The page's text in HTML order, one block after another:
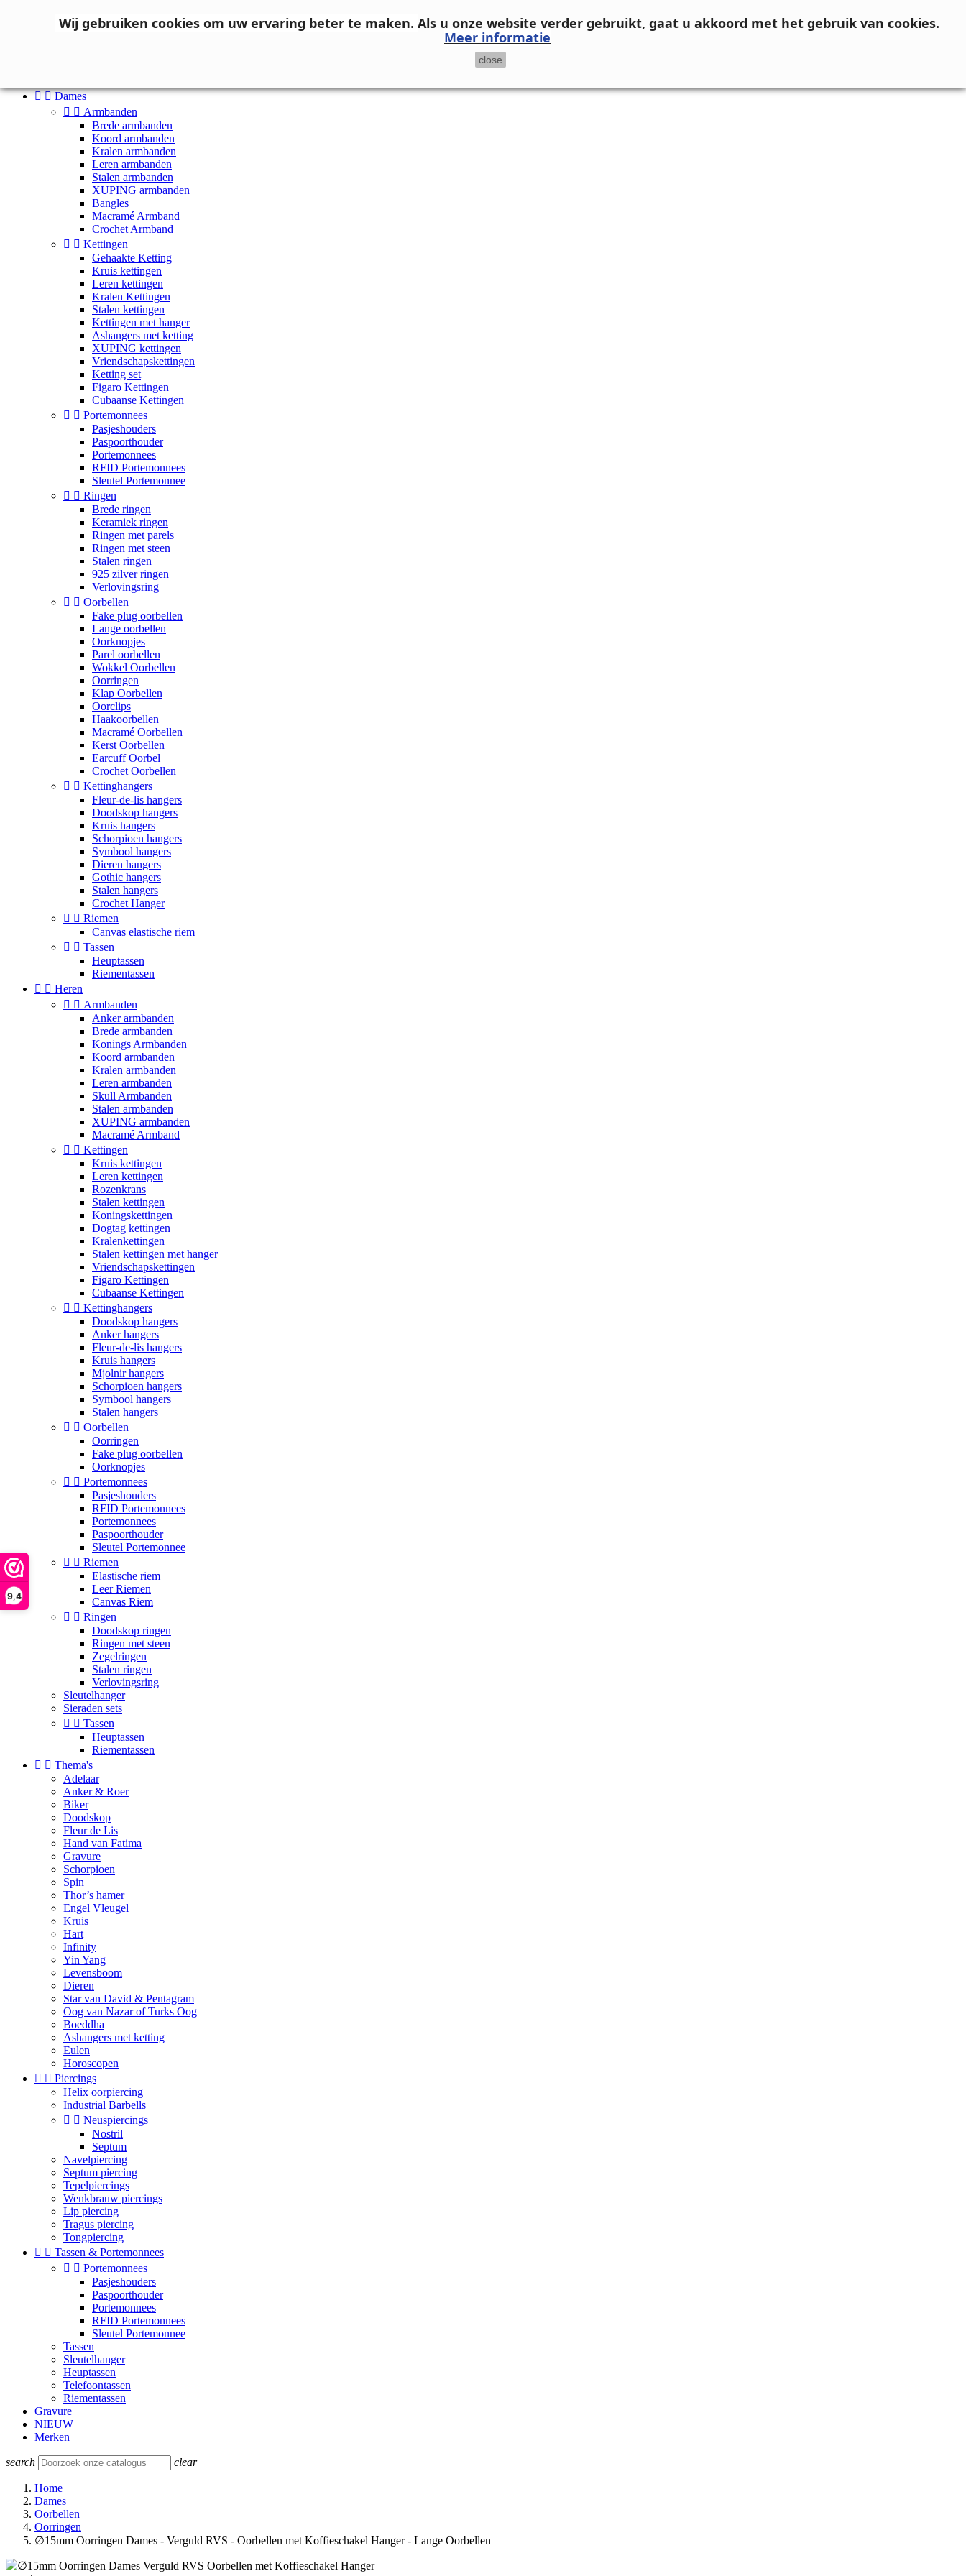
9,4
  Dames
  Armbanden
Brede armbanden
Koord armbanden
Kralen armbanden
Leren armbanden
Stalen armbanden
XUPING armbanden
Bangles
Macramé Armband
Crochet Armband
  Kettingen
Gehaakte Ketting
Kruis kettingen
Leren kettingen
Kralen Kettingen
Stalen kettingen
Kettingen met hanger
Ashangers met ketting
XUPING kettingen
Vriendschapskettingen
Ketting set
Figaro Kettingen
Cubaanse Kettingen
  Portemonnees
Pasjeshouders
Paspoorthouder
Portemonnees
RFID Portemonnees
Sleutel Portemonnee
  Ringen
Brede ringen
Keramiek ringen
Ringen met parels
Ringen met steen
Stalen ringen
925 zilver ringen
Verlovingsring
  Oorbellen
Fake plug oorbellen
Lange oorbellen
Oorknopjes
Parel oorbellen
Wokkel Oorbellen
Oorringen
Klap Oorbellen
Oorclips
Haakoorbellen
Macramé Oorbellen
Kerst Oorbellen
Earcuff Oorbel
Crochet Oorbellen
  Kettinghangers
Fleur-de-lis hangers
Doodskop hangers
Kruis hangers
Schorpioen hangers
Symbool hangers
Dieren hangers
Gothic hangers
Stalen hangers
Crochet Hanger
  Riemen
Canvas elastische riem
  Tassen
Heuptassen
Riementassen
  Heren
  Armbanden
Anker armbanden
Brede armbanden
Konings Armbanden
Koord armbanden
Kralen armbanden
Leren armbanden
Skull Armbanden
Stalen armbanden
XUPING armbanden
Macramé Armband
  Kettingen
Kruis kettingen
Leren kettingen
Rozenkrans
Stalen kettingen
Koningskettingen
Dogtag kettingen
Kralenkettingen
Stalen kettingen met hanger
Vriendschapskettingen
Figaro Kettingen
Cubaanse Kettingen
  Kettinghangers
Doodskop hangers
Anker hangers
Fleur-de-lis hangers
Kruis hangers
Mjolnir hangers
Schorpioen hangers
Symbool hangers
Stalen hangers
  Oorbellen
Oorringen
Fake plug oorbellen
Oorknopjes
  Portemonnees
Pasjeshouders
RFID Portemonnees
Portemonnees
Paspoorthouder
Sleutel Portemonnee
  Riemen
Elastische riem
Leer Riemen
Canvas Riem
  Ringen
Doodskop ringen
Ringen met steen
Zegelringen
Stalen ringen
Verlovingsring
Sleutelhanger
Sieraden sets
  Tassen
Heuptassen
Riementassen
  Thema's
Adelaar
Anker & Roer
Biker
Doodskop
Fleur de Lis
Hand van Fatima
Gravure
Schorpioen
Spin
Thor’s hamer
Engel Vleugel
Kruis
Hart
Infinity
Yin Yang
Levensboom
Dieren
Star van David & Pentagram
Oog van Nazar of Turks Oog
Boeddha
Ashangers met ketting
Eulen
Horoscopen
  Piercings
Helix oorpiercing
Industrial Barbells
  Neuspiercings
Nostril
Septum
Navelpiercing
Septum piercing
Tepelpiercings
Wenkbrauw piercings
Lip piercing
Tragus piercing
Tongpiercing
  Tassen & Portemonnees
  Portemonnees
Pasjeshouders
Paspoorthouder
Portemonnees
RFID Portemonnees
Sleutel Portemonnee
Tassen
Sleutelhanger
Heuptassen
Telefoontassen
Riementassen
Gravure
NIEUW
Merken
search clear
Home
Dames
Oorbellen
Oorringen
∅15mm Oorringen Dames - Verguld RVS - Oorbellen met Koffieschakel Hanger - Lange Oorbellen
Wij gebruiken cookies om uw ervaring beter te maken. Als u onze website verder gebruikt, gaat u akkoord met het gebruik van cookies.
Meer informatie
close